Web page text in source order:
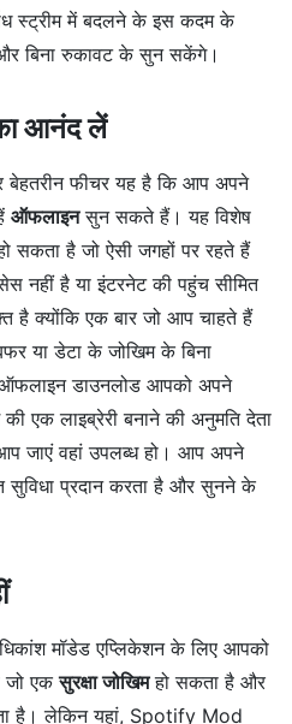
स्ट्रीम में बदलने के इस कदम के
बिना रुकावट के सुन सकेंगे।
आनंद लें
फीचर यह है कि आप अपने
ऑफलाइनसुन सकते हैं। यह विशेष
सकता है जो ऐसी जगहों पर रहते हैं
नहीं है या इंटरनेट की पहुंच सीमित
है क्योंकि एक बार जो आप चाहते हैं
या डेटा के जोखिम के बिना
डाउनलोड आपको अपने
एक लाइब्रेरी बनाने की अनुमति देता
जाएं वहां उपलब्ध हो। आप अपने
सुविधा प्रदान करता है और सुनने के
मॉडेड एप्लिकेशन के लिए आपको
जो एकसुरक्षा जोखिमहो सकता है और
है। लेकिन यहां, Spotify Mod